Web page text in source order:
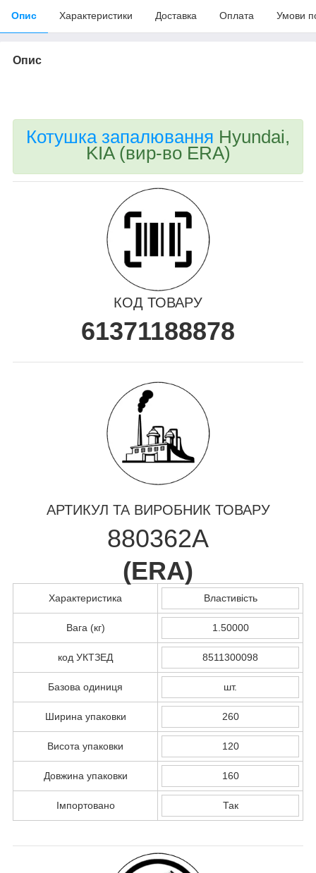
Опис Характеристики Доставка Оплата Умови
Опис
Котушка запалювання Нyundai,
KIA (вир-во ERA)
КОД ТОВАРУ
61371188878
АРТИКУЛ ТА ВИРОБНИК ТОВАРУ
880362A
(ERA)
Характеристика Властивість
Вага (кг) 1.50000
код УКТЗЕД 8511300098
Базова одиниця шт.
Ширина упаковки 260
Висота упаковки 120
Довжина упаковки 160
Імпортовано Так